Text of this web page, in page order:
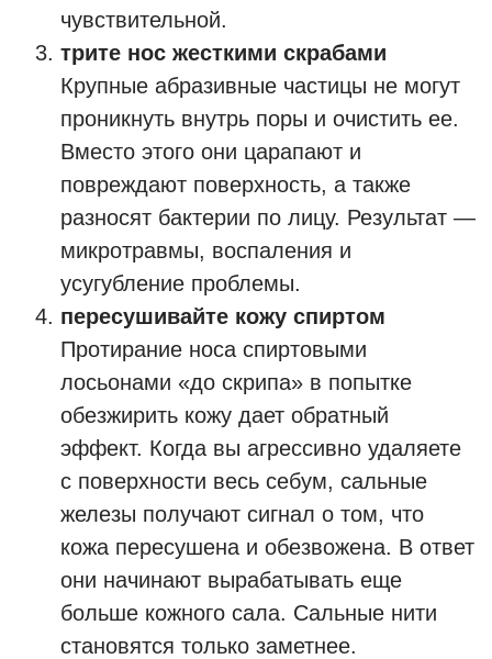
чувствительной.
трите нос жесткими скрабами
Крупные абразивные частицы не могут
проникнуть внутрь поры и очистить ее.
Вместо этого они царапают и
повреждают поверхность, а также
разносят бактерии по лицу. Результат —
микротравмы, воспаления и
усугубление проблемы.
пересушивайте кожу спиртом
Протирание носа спиртовыми
лосьонами «до скрипа» в попытке
обезжирить кожу дает обратный
эффект. Когда вы агрессивно удаляете
с поверхности весь себум, сальные
железы получают сигнал о том, что
кожа пересушена и обезвожена. В ответ
они начинают вырабатывать еще
больше кожного сала. Сальные нити
становятся только заметнее.